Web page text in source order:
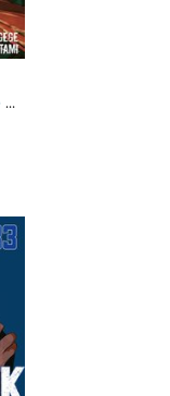
Jujutsu Kaisen Tome 30 : A Partir De Maintenant